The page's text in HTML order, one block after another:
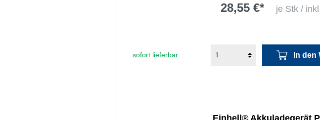
28,55 €* je Stk /
sofort lieferbar In den
Einhell® Akkuladegerät